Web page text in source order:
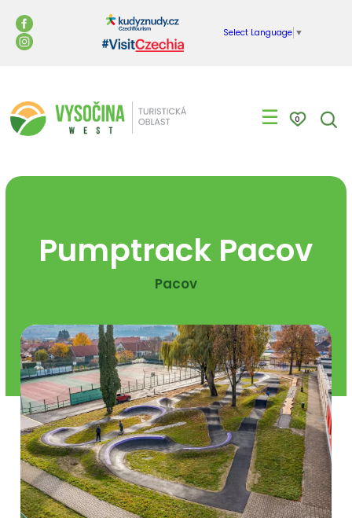
Select Language ▼
☰ 0
Pumptrack Pacov
Pacov